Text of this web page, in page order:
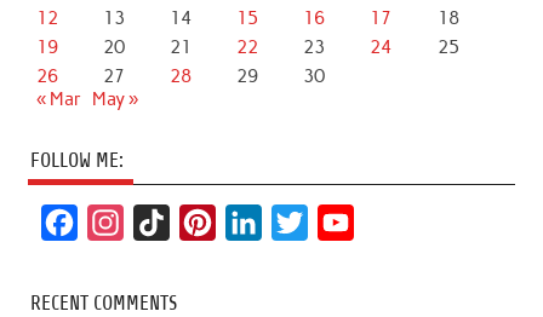
12
13 14 15 16 17
18
19
20 21 22 23 24
25
26
27 28 29
30
« Mar
May »
FOLLOW ME:
c
s
k
RECENT COMMENTS